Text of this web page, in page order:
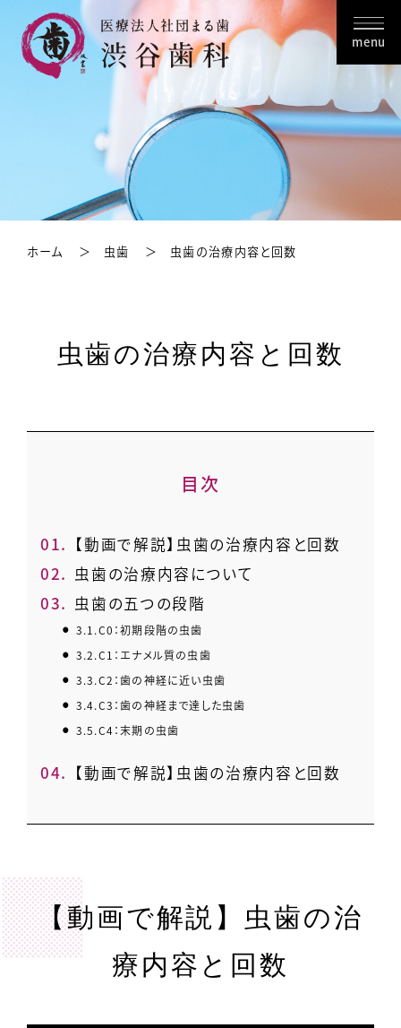
ホーム 虫歯 虫歯の治療内容と回数
虫歯の治療内容と回数
目次
1. 【動画で解説】虫歯の治療内容と回数
2. 虫歯の治療内容について
3. 虫歯の五つの段階
3.1.C0：初期段階の虫歯
3.2.C1：エナメル質の虫歯
3.3.C2：歯の神経に近い虫歯
3.4.C3：歯の神経まで達した虫歯
3.5.C4：末期の虫歯
4. 【動画で解説】虫歯の治療内容と回数
【動画で解説】虫歯の治
療内容と回数
menu